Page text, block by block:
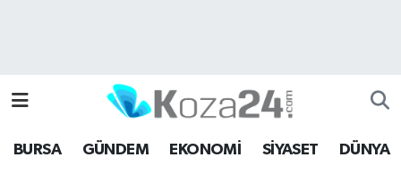
BURSA GÜNDEM EKONOMİ SİYASET DÜNYA
Bursa Hava Durumu
Bursa Namaz Vakitleri